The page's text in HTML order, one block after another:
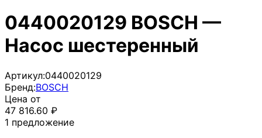
0440020129 BOSCH —
Насос шестеренный
Артикул:0440020129
Бренд:BOSCH
Цена от
47 816.60 ₽
1 предложение